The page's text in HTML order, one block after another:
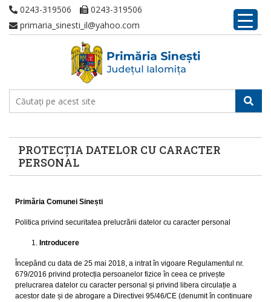
0243-319506
0243-319506
primaria_sinesti_il@yahoo.com
PROTECȚIA DATELOR CU CARACTER
PERSONAL
Primăria Comunei Sinești
Politica privind securitatea prelucrării datelor cu caracter personal
Introducere
Începând cu data de 25 mai 2018, a intrat în vigoare Regulamentul nr.
679/2016 privind protecția persoanelor fizice în ceea ce privește
prelucrarea datelor cu caracter personal și privind libera circulație a
acestor date și de abrogare a Directivei 95/46/CE (denumit în continuare